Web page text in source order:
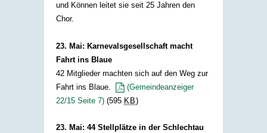
und Können leitet sie seit 25 Jahren den
Chor.​ ​
23. Mai: Karnevalsgesellschaft macht
Fahrt ins Blaue
42 Mitglieder machten sich auf den Weg zur
Fahrt ins Blaue.​
(Gemeindeanzeiger
22/15 Seite 7)​ (595 KB)​
23. Mai: 44 Stellplätze in der Schlechtau